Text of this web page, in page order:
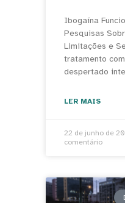
Ibogaína
Pesquisas
Limitações e
tratamento
despertado
LER MAIS
22 de junho de
comentário